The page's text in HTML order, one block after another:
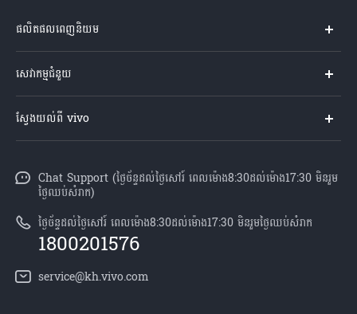
ផលិតផលពេញនិយម
V60 Lite
V60 5G
V50 Lite
បណ្តាហាងលក់
គ្រប់ម៉ូឌែល
សេវាកម្មជំនួយ
មជ្ឈមណ្ឌល​សេវាកម្ម
Funtouch OS
ការផ្ទៀងផ្ទាត់ IMEI
ពិនិត្យតម្លៃគ្រឿងបន្លាស់
សេវាកម្មជួសជុលដោយដឹកយកទៅជូន
ស្វែងយល់ពី vivo
ព័ត៌មាន
អាជីពនៅ vivo
សេចក្តីជូនដំណឹងផ្លូវច្បាប់
អំពី​ពួក​យើង
Chat Support (ថ្ងៃច័ន្ទដល់ថ្ងៃសៅរ៍ ពេលម៉ោង8:30ដល់ម៉ោង17:30 មិនរួម
ថ្ងៃឈប់សំរាក)
ថ្ងៃច័ន្ទដល់ថ្ងៃសៅរ៍ ពេលម៉ោង8:30ដល់ម៉ោង17:30 មិនរួមថ្ងៃឈប់សំរាក
1800201576
service@kh.vivo.com